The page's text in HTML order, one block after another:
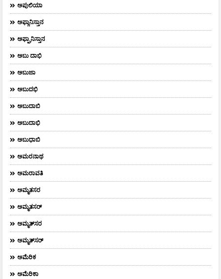
ಅಪುಲಿಯಾ
ಅಫ್ಗಾನಿಸ್ತಾನ
ಅಫ್ಘಾನಿಸ್ತಾನ
ಅಬು ದಾಭಿ
ಅಬುಜಾ
ಅಬುದಭಿ
ಅಬುದಾಬಿ
ಅಬುದಾಭಿ
ಅಬುಧಾಬಿ
ಅಮರನಾಥ
ಅಮರಾವತಿ
ಅಮೃತಸರ
ಅಮೃತಸರ್
ಅಮೃತ್‌ಸರ
ಅಮೃತ್​ಸರ್​
ಅಮೆರಿಕ
ಅಮೆರಿಕಾ